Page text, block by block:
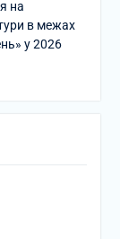
на
в межах
у 2026